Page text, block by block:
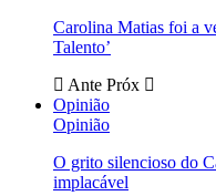
Carolina Matias foi a
Talento’
Ante Próx
Opinião
Opinião
O grito silencioso do
implacável